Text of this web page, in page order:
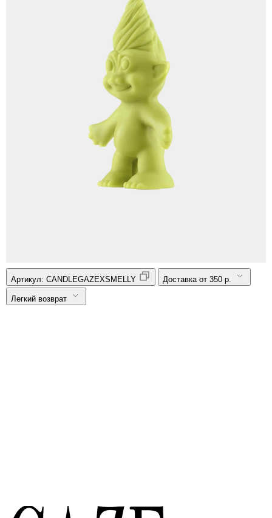
Артикул: CANDLEGAZEXSMELLY Доставка от 350 р.
Легкий возврат